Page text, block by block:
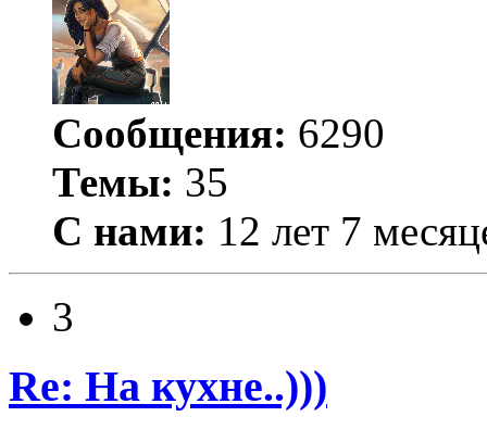
Сообщения: 6290
Темы: 35
С нами: 12 лет 7
3
Re: На кухне..)))